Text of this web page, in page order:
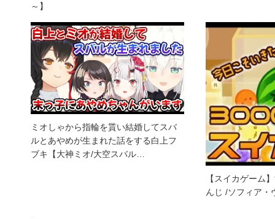
～】
ミオしゃから指輪を貰い結婚してスバ
ルとあやめが生まれた話をする白上フ
ブキ【大神ミオ/大空スバル…
【スイカゲーム
んじ /ソフィア・